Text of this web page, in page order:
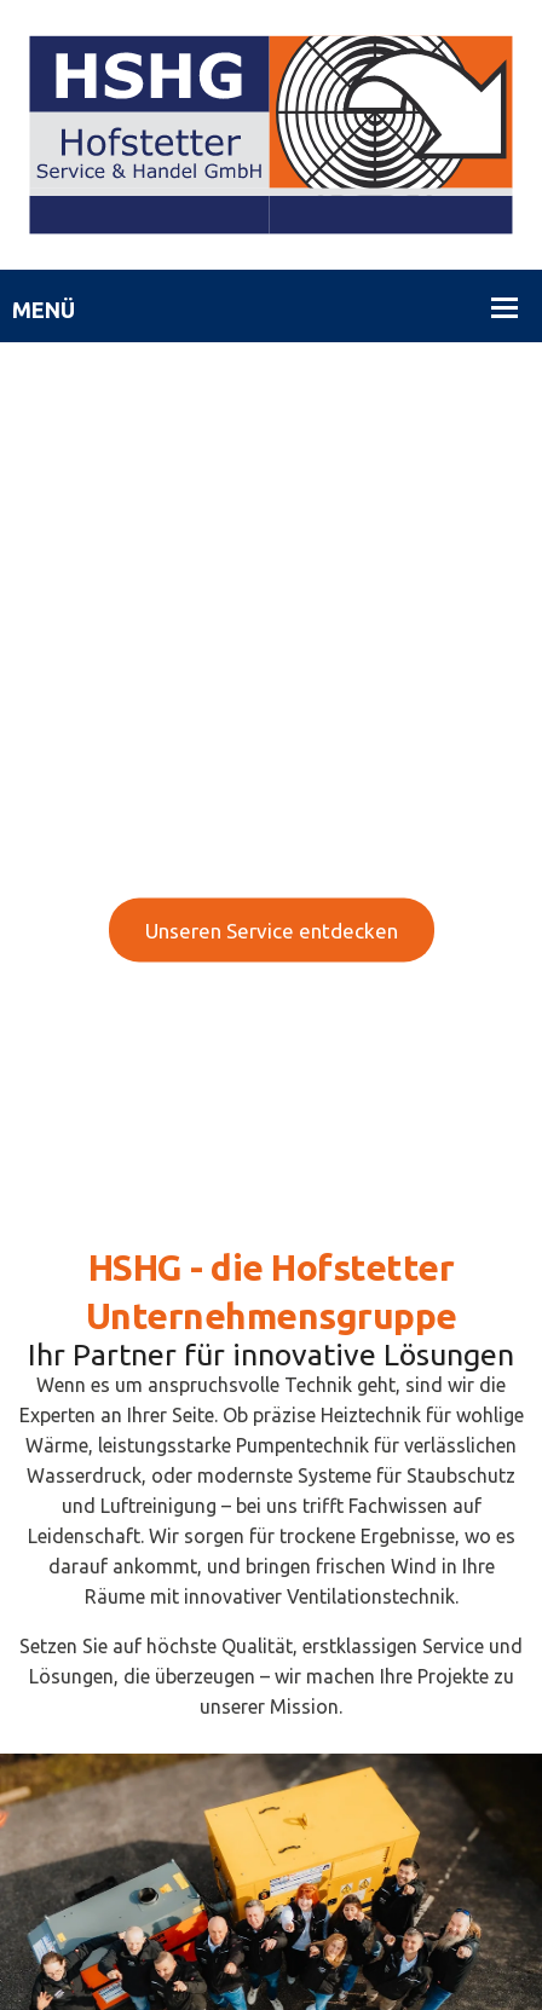
Unseren Service entdecken
HSHG - die Hofstetter
Unternehmensgruppe
Ihr Partner für innovative Lösungen
Wenn es um anspruchsvolle Technik geht, sind wir die
Experten an Ihrer Seite. Ob präzise Heiztechnik für wohlige
Wärme, leistungsstarke Pumpentechnik für verlässlichen
Wasserdruck, oder modernste Systeme für Staubschutz
und Luftreinigung – bei uns trifft Fachwissen auf
Leidenschaft. Wir sorgen für trockene Ergebnisse, wo es
darauf ankommt, und bringen frischen Wind in Ihre
Räume mit innovativer Ventilationstechnik.
Setzen Sie auf höchste Qualität, erstklassigen Service und
Lösungen, die überzeugen – wir machen Ihre Projekte zu
unserer Mission.